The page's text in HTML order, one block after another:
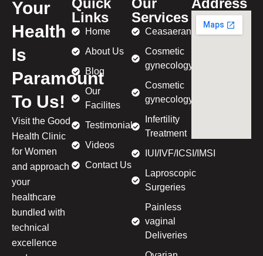
Your
Health
Is
Paramount
To Us!
Visit the Good
Health Clinic
for Women
and approach
your
healthcare
bundled with
technical
excellence
Quick
Links
Home
About Us
Blog
Our
Facilites
Testimonial
Videos
Contact Us
Our
Services
Ceasaeran
Cosmetic
gynecology
Cosmetic
gynecology
Infertility
Treatment
IUI/IVF/ICSI/IMSI
Laproscopic
Surgeries
Painless
vaginal
Deliveries
Address